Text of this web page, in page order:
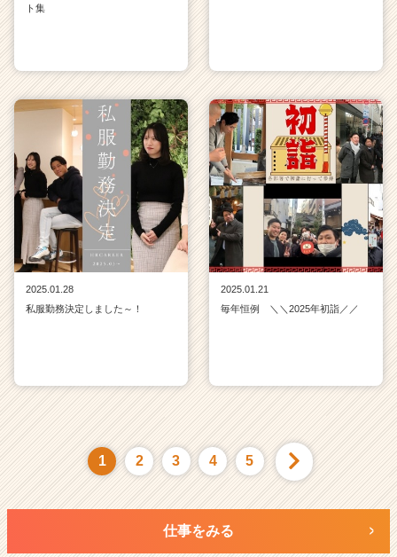
ト集
2025.01.28
私服勤務決定しました～！
2025.01.21
毎年恒例 ＼＼2025年初詣／／
1 2 3 4 5
仕事をみる